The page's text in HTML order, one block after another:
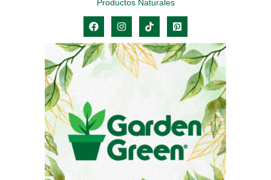
Productos Naturales